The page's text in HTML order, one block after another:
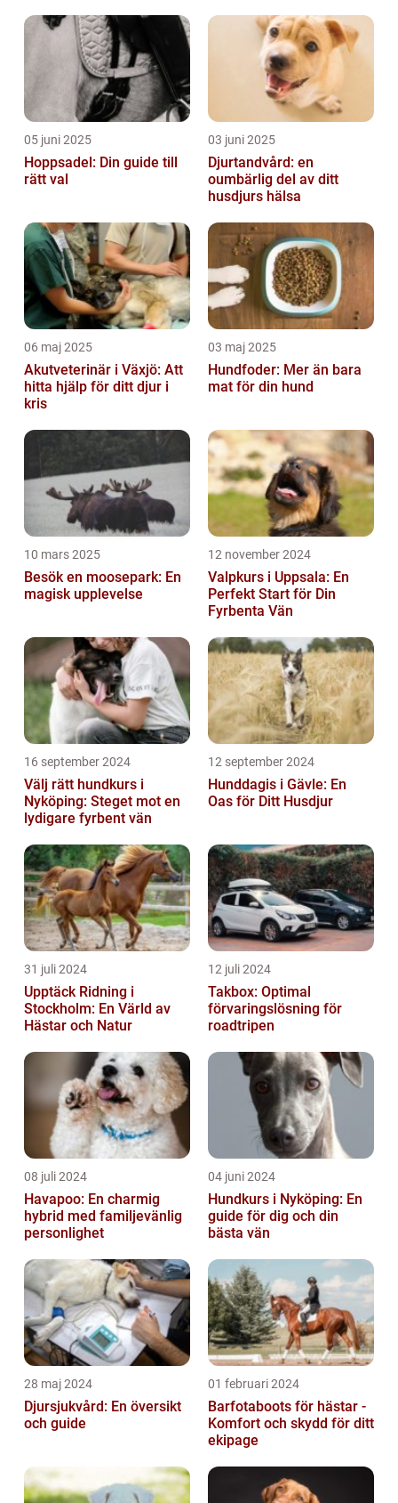
05 juni 2025
Hoppsadel: Din guide till
rätt val
03 juni 2025
Djurtandvård: en
oumbärlig del av ditt
husdjurs hälsa
06 maj 2025
Akutveterinär i Växjö: Att
hitta hjälp för ditt djur i
kris
03 maj 2025
Hundfoder: Mer än bara
mat för din hund
10 mars 2025
Besök en moosepark: En
magisk upplevelse
12 november 2024
Valpkurs i Uppsala: En
Perfekt Start för Din
Fyrbenta Vän
16 september 2024
Välj rätt hundkurs i
Nyköping: Steget mot en
lydigare fyrbent vän
12 september 2024
Hunddagis i Gävle: En
Oas för Ditt Husdjur
31 juli 2024
Upptäck Ridning i
Stockholm: En Värld av
Hästar och Natur
12 juli 2024
Takbox: Optimal
förvaringslösning för
roadtripen
08 juli 2024
Havapoo: En charmig
hybrid med familjevänlig
personlighet
04 juni 2024
Hundkurs i Nyköping: En
guide för dig och din
bästa vän
28 maj 2024
Djursjukvård: En översikt
och guide
01 februari 2024
Barfotaboots för hästar -
Komfort och skydd för ditt
ekipage